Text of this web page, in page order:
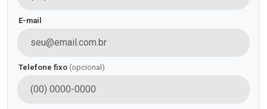
E-mail
Telefone fixo (opcional)